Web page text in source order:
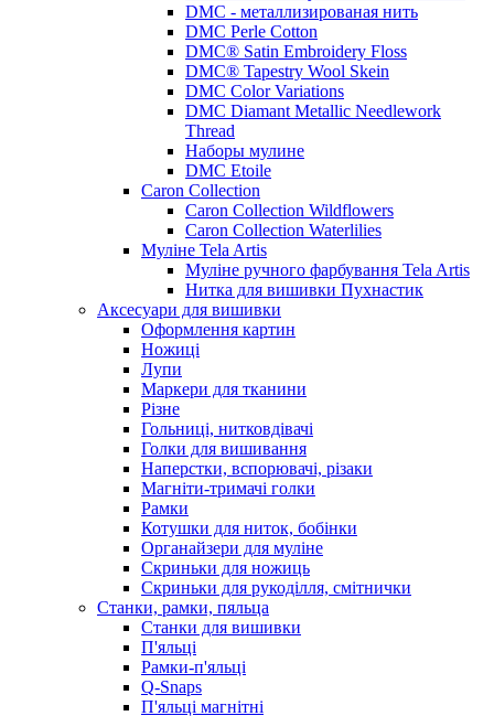
DMC - металлизированая нить
DMC Perle Cotton
DMC® Satin Embroidery Floss
DMC® Tapestry Wool Skein
DMC Color Variations
DMC Diamant Metallic Needlework
Thread
Наборы мулине
DMC Etoile
Caron Collection
Caron Collection Wildflowers
Caron Collection Waterlilies
Муліне Tela Artis
Муліне ручного фарбування Tela Artis
Нитка для вишивки Пухнастик
Аксесуари для вишивки
Оформлення картин
Ножиці
Лупи
Маркери для тканини
Різне
Гольниці, нитковдівачі
Голки для вишивання
Наперстки, вспорювачі, різаки
Магніти-тримачі голки
Рамки
Котушки для ниток, бобінки
Органайзери для муліне
Скриньки для ножиць
Скриньки для рукоділля, смітнички
Станки, рамки, пяльца
Станки для вишивки
П'яльці
Рамки-п'яльці
Q-Snaps
П'яльці магнітні